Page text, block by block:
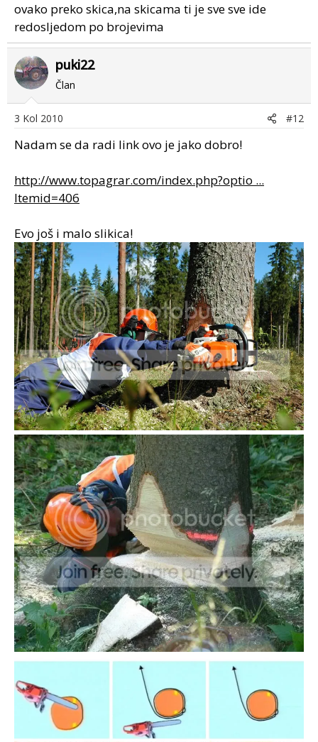
ovako preko skica,na skicama ti je sve sve ide
redosljedom po brojevima
puki22
Član
3 Kol 2010 #12
Nadam se da radi link ovo je jako dobro!
http://www.topagrar.com/index.php?optio ...
Itemid=406
Evo još i malo slikica!